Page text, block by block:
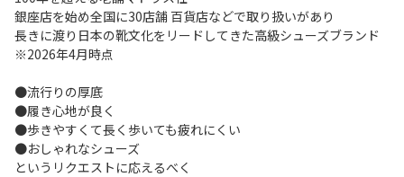
銀座店を始め全国に30店舗 百貨店などで取り扱いがあり
長きに渡り日本の靴文化をリードしてきた高級シューズブランド
※2026年4月時点
●流行りの厚底
●履き心地が良く
●歩きやすくて長く歩いても疲れにくい
●おしゃれなシューズ
というリクエストに応えるべく